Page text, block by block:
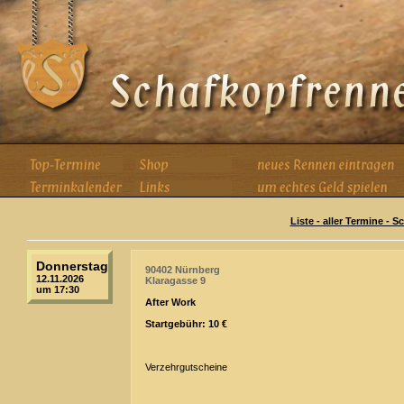
Liste - aller Termine -
Donnerstag
12.11.2026
um 17:30
90402 Nürnberg
Klaragasse 9
After Work
Startgebühr: 10 €
Verzehrgutscheine